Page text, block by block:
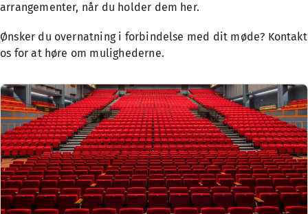
arrangementer, når du holder dem her.
Ønsker du overnatning i forbindelse med dit møde? Kontakt
os for at høre om mulighederne.